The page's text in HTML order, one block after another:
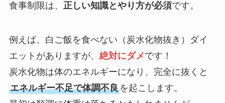
食事制限は、 正しい知識とやり方が必須です。
例えば、白ご飯を食べない（炭水化物抜き）ダイ
エットがありますが、 絶対にダメです！
炭水化物は体のエネルギーになり、完全に抜くと
エネルギー不足で体調不良を起こします。